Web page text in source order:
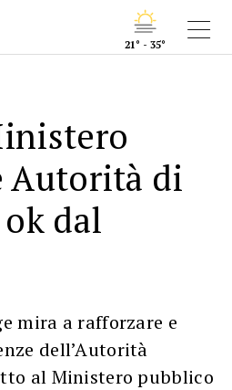
21° - 35°
Autorità di
dal
mira a rafforzare e
dell’Autorità
al Ministero pubblico